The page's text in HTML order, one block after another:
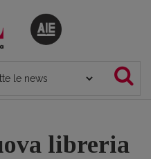
libreria